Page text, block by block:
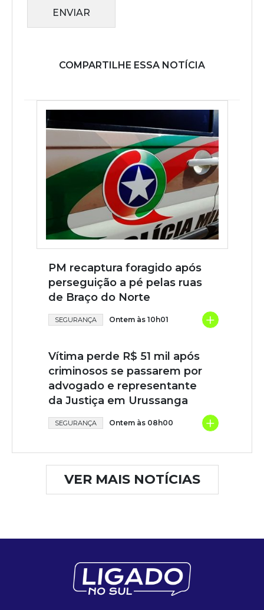
ENVIAR
COMPARTILHE ESSA NOTÍCIA
PM recaptura foragido após
perseguição a pé pelas ruas
de Braço do Norte
SEGURANÇA Ontem às 10h01 +
Vítima perde R$ 51 mil após
criminosos se passarem por
advogado e representante
da Justiça em Urussanga
SEGURANÇA Ontem às 08h00 +
VER MAIS NOTÍCIAS